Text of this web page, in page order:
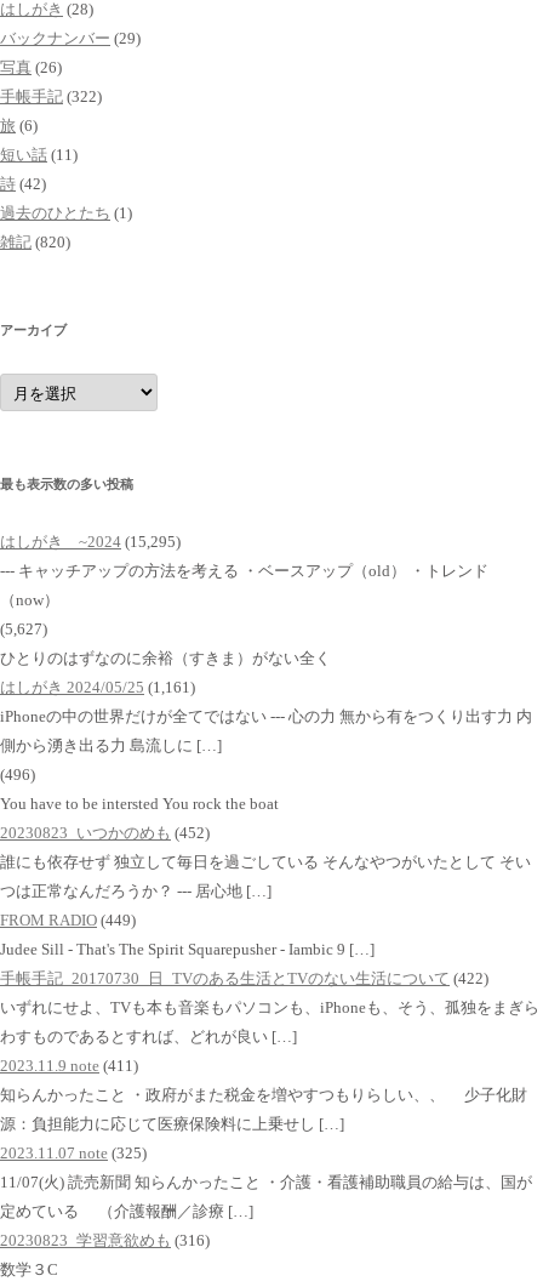
はしがき (28)
バックナンバー (29)
写真 (26)
手帳手記 (322)
旅 (6)
短い話 (11)
詩 (42)
過去のひとたち (1)
雑記 (820)
アーカイブ
ア
イ
ブ
最も表示数の多い投稿
はしがき ~2024 (15,295)
--- キャッチアップの方法を考える ・ベースアップ（old） ・トレンド
（now）
(5,627)
ひとりのはずなのに余裕（すきま）がない全く
はしがき 2024/05/25 (1,161)
iPhoneの中の世界だけが全てではない --- 心の力 無から有をつくり出す力 内
側から湧き出る力 島流しに […]
(496)
You have to be intersted You rock the boat
20230823_いつかのめも (452)
誰にも依存せず 独立して毎日を過ごしている そんなやつがいたとして そい
つは正常なんだろうか？ --- 居心地 […]
FROM RADIO (449)
Judee Sill - That's The Spirit Squarepusher - Iambic 9 […]
手帳手記_20170730_日_TVのある生活とTVのない生活について (422)
いずれにせよ、TVも本も音楽もパソコンも、iPhoneも、そう、孤独をまぎら
わすものであるとすれば、どれが良い […]
2023.11.9 note (411)
知らんかったこと ・政府がまた税金を増やすつもりらしい、、 少子化財
源：負担能力に応じて医療保険料に上乗せし […]
2023.11.07 note (325)
11/07(火) 読売新聞 知らんかったこと ・介護・看護補助職員の給与は、国が
定めている （介護報酬／診療 […]
20230823_学習意欲めも (316)
数学３C